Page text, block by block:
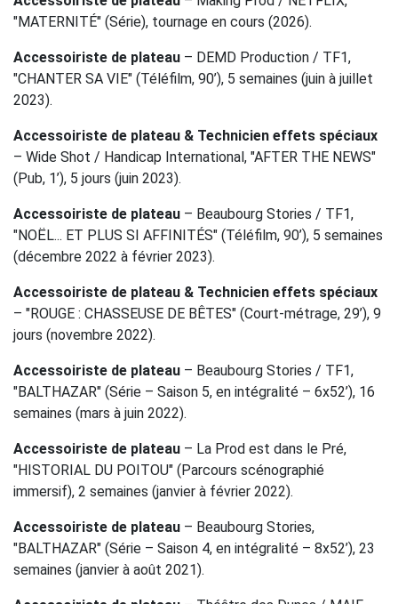
"MATERNITÉ" (Série), tournage en cours (2026).
Accessoiriste de plateau – DEMD Production / TF1,
"CHANTER SA VIE" (Téléfilm, 90’), 5 semaines (juin à juillet
2023).
Accessoiriste de plateau & Technicien effets spéciaux
– Wide Shot / Handicap International, "AFTER THE NEWS"
(Pub, 1’), 5 jours (juin 2023).
Accessoiriste de plateau – Beaubourg Stories / TF1,
"NOËL... ET PLUS SI AFFINITÉS" (Téléfilm, 90’), 5 semaines
(décembre 2022 à février 2023).
Accessoiriste de plateau & Technicien effets spéciaux
– "ROUGE : CHASSEUSE DE BÊTES" (Court-métrage, 29’), 9
jours (novembre 2022).
Accessoiriste de plateau – Beaubourg Stories / TF1,
"BALTHAZAR" (Série – Saison 5, en intégralité – 6x52’), 16
semaines (mars à juin 2022).
Accessoiriste de plateau – La Prod est dans le Pré,
"HISTORIAL DU POITOU" (Parcours scénographié
immersif), 2 semaines (janvier à février 2022).
Accessoiriste de plateau – Beaubourg Stories,
"BALTHAZAR" (Série – Saison 4, en intégralité – 8x52’), 23
semaines (janvier à août 2021).